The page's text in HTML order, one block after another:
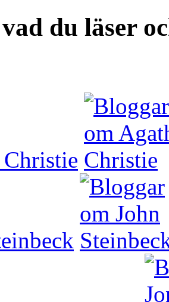
du läser